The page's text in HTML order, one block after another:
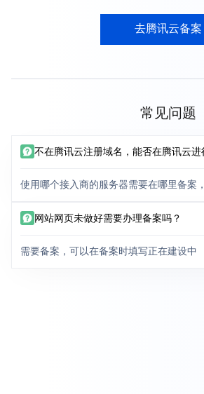
去腾讯云备案
常见问题
不在腾讯云注册域名，能否在腾讯云进
使用哪个接入商的服务器需要在哪里备案
网站网页未做好需要办理备案吗？
需要备案，可以在备案时填写正在建设中